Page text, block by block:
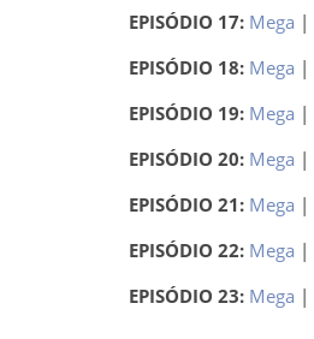
EPISÓDIO 17: Mega |
EPISÓDIO 18: Mega |
EPISÓDIO 19: Mega |
EPISÓDIO 20: Mega |
EPISÓDIO 21: Mega |
EPISÓDIO 22: Mega |
EPISÓDIO 23: Mega |